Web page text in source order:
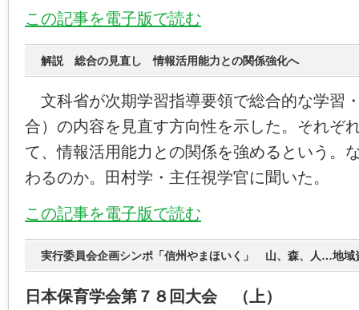
この記事を電子版で読む
解説 総合の見直し 情報活用能力との関係強化へ
文科省が次期学習指導要領で総合的な学習
合）の内容を見直す方向性を示した。それぞ
て、情報活用能力との関係を強めるという。
わるのか。田村学・主任視学官に聞いた。
この記事を電子版で読む
実行委員会企画シンポ「信州やまほいく」 山、森、人…地域
日本保育学会第７８回大会 （上）